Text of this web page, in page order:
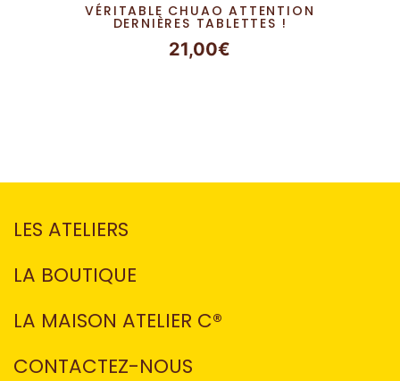
VÉRITABLE CHUAO ATTENTION
DERNIÈRES TABLETTES !
21,00€
LES ATELIERS
LA BOUTIQUE
LA MAISON ATELIER C®
CONTACTEZ-NOUS